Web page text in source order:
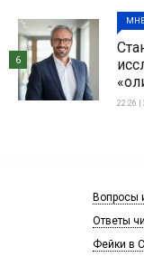
22:26 |
6
Вопросы
Ответы
Фейки в